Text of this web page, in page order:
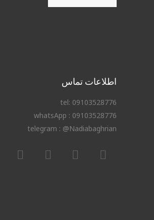
اطلاعات تماس
tel: 09103528776
whatsApp : 09103528776
telegram : @Nadiabaghrian